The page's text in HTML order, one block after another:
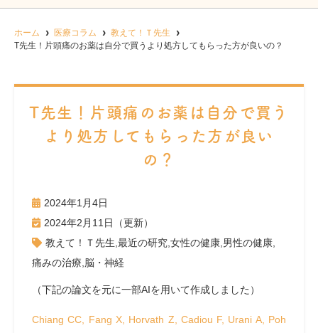
ホーム 医療コラム
教えて！Ｔ先生
T先生！片頭痛のお薬は自分で買うより処方してもらった方が良いの？
T先生！片頭痛のお薬は自分で買う
より処方してもらった方が良い
の？
2024年1月4日
2024年2月11日（更新）
教えて！Ｔ先生 最近の研究 女性の健康 男性の健康
痛みの治療 脳・神経
（下記の論文を元に一部AIを用いて作成しました）
Chiang CC, Fang X, Horvath Z, Cadiou F, Urani A, Poh